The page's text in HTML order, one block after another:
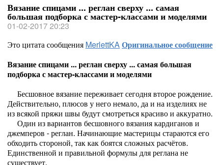
Вязание спицами ... реглан сверху ... самая
большая подборка с мастер-классами и моделями
01-02-2017 20:23
Это цитата сообщения MerlettKAОригинальное сообщение
Вязание спицами ... реглан сверху ... самая большая
подборка с мастер-классами и моделями
Бесшовное вязание переживает сегодня второе рождение.
Действительно, плюсов у него немало, да и на изделиях не
из всякой пряжи швы будут смотреться красиво и аккуратно.
Один из вариантов бесшовного вязания кардиганов и
джемперов - реглан. Начинающие мастерицы стараются его
обходить стороной, так как боятся сложных расчётов.
Единственной и правильной формулы для реглана не
существует.